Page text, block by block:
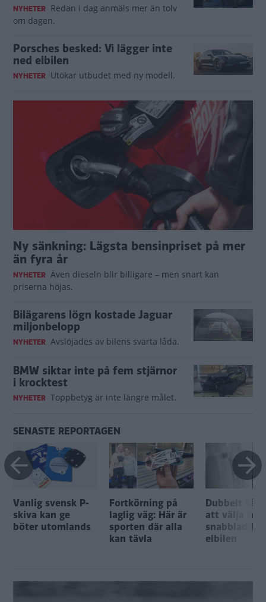
NYHETER Redan i dag anmäls mer än tolv
om dagen.
Porsches besked: Vi lägger inte
ned elbilen
NYHETER Utökar utbudet med ny modell.
Ny sänkning: Lägsta bensinpriset på mer
än fyra år
NYHETER Även dieseln blir billigare – men snart kan
priserna höjas.
Bilägarens lögn kostade Jaguar
miljonbelopp
NYHETER Avslöjades av bilens svarta låda.
BMW siktar inte på fem stjärnor
i krocktest
NYHETER Toppbetyg är inte längre målet.
SENASTE REPORTAGEN
Vanlig svensk P-
skiva kan ge
böter utomlands
Fortkörning på
laglig väg: Här är
sporten där alla
kan tävla
Dubbelt så
att välja fel
elbilen